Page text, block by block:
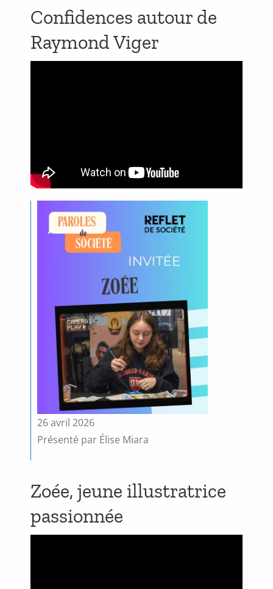
Confidences autour de
Raymond Viger
26 avril 2026
Présenté par Élise Miara
Zoée, jeune illustratrice
passionnée